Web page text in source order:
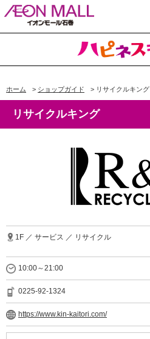
ホーム > ショップガイド > リサイクルキング
リサイクルキング
1F ／ サービス ／ リサイクル
10:00～21:00
0225-92-1324
https://www.kin-kaitori.com/